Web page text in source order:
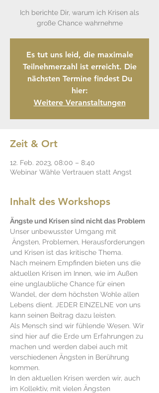
Ich berichte Dir, warum ich Krisen als
große Chance wahrnehme
Es tut uns leid, die maximale
Teilnehmerzahl ist erreicht. Die
nächsten Termine findest Du
hier:
Weitere Veranstaltungen
Zeit & Ort
12. Feb. 2023, 08:00 – 8:40
Webinar Wähle Vertrauen statt Angst
Inhalt des Workshops
Ängste und Krisen sind nicht das Problem
Unser unbewusster Umgang mit
Ängsten, Problemen, Herausforderungen
und Krisen ist das kritische Thema.
Nach meinem Empfinden bieten uns die
aktuellen Krisen im Innen, wie im Außen
eine unglaubliche Chance für einen
Wandel, der dem höchsten Wohle allen
Lebens dient. JEDER EINZELNE von uns
kann seinen Beitrag dazu leisten.
Als Mensch sind wir fühlende Wesen. Wir
sind hier auf die Erde um Erfahrungen zu
machen und werden dabei auch mit
verschiedenen Ängsten in Berührung
kommen.
In den aktuellen Krisen werden wir, auch
im Kollektiv, mit vielen Ängsten